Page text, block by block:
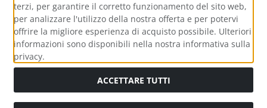
Media sociali
terzi, per garantire il corretto funzionamento del sito web,
per analizzare l'utilizzo della nostra offerta e per potervi
offrire la migliore esperienza di acquisto possibile. Ulteriori
informazioni sono disponibili nella nostra informativa sulla
privacy.
ACCETTARE TUTTI